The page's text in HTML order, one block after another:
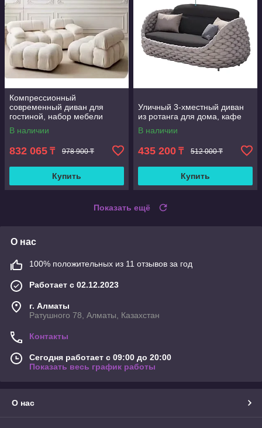
Компрессионный
современный диван для
гостиной, набор мебели
В наличии
832 065 ₸ 978 900 ₸
Купить
Уличный 3-хместный диван
из ротанга для дома, кафе
В наличии
435 200 ₸ 512 000 ₸
Купить
Показать ещё
О нас
100% положительных из 11 отзывов за год
Работает с 02.12.2023
г. Алматы
Ратушного 78, Алматы, Казахстан
Контакты
Сегодня работает с 09:00 до 20:00
Показать весь график работы
О нас